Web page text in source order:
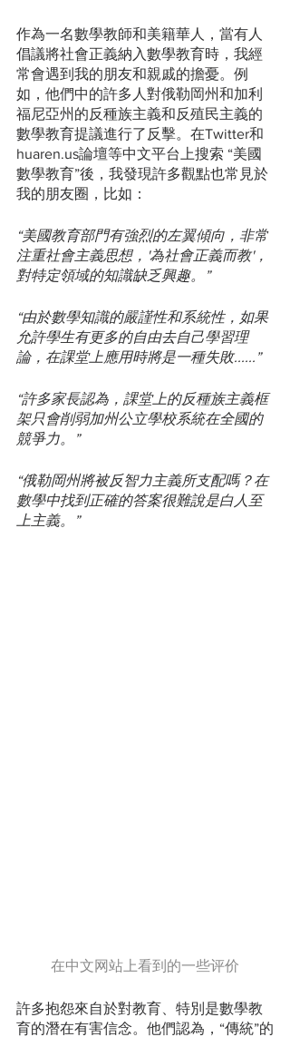
作為一名數學教師和美籍華人，當有人
倡議將社會正義納入數學教育時，我經
常會遇到我的朋友和親戚的擔憂。例
如，他們中的許多人對俄勒岡州和加利
福尼亞州的反種族主義和反殖民主義的
數學教育提議進行了反擊。在Twitter和
huaren.us論壇等中文平台上搜索 “美國
數學教育”後，我發現許多觀點也常見於
我的朋友圈，比如：
“美國教育部門有強烈的左翼傾向，非常
注重社會主義思想，'為社會正義而教'，
對特定領域的知識缺乏興趣。”
“由於數學知識的嚴謹性和系統性，如果
允許學生有更多的自由去自己學習理
論，在課堂上應用時將是一種失敗......”
“許多家長認為，課堂上的反種族主義框
架只會削弱加州公立學校系統在全國的
競爭力。”
“俄勒岡州將被反智力主義所支配嗎？在
數學中找到正確的答案很難說是白人至
上主義。”
在中文网站上看到的一些评价
許多抱怨來自於對教育、特別是數學教
育的潛在有害信念。他們認為，“傳統”的